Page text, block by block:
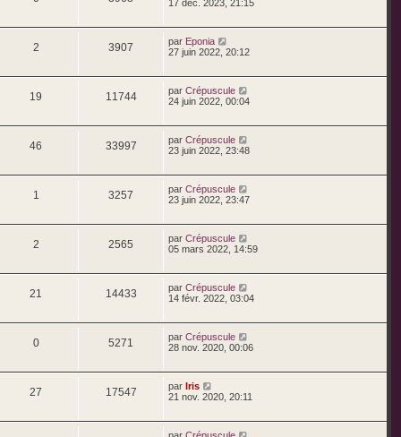
17 déc. 2023, 21:15
2 3907 par Eponia
27 juin 2022, 20:12
19 11744 par Crépuscule
24 juin 2022, 00:04
46 33997 par Crépuscule
23 juin 2022, 23:48
1 3257 par Crépuscule
23 juin 2022, 23:47
2 2565 par Crépuscule
05 mars 2022, 14:59
21 14433 par Crépuscule
14 févr. 2022, 03:04
0 5271 par Crépuscule
28 nov. 2020, 00:06
27 17547 par Iris
21 nov. 2020, 20:11